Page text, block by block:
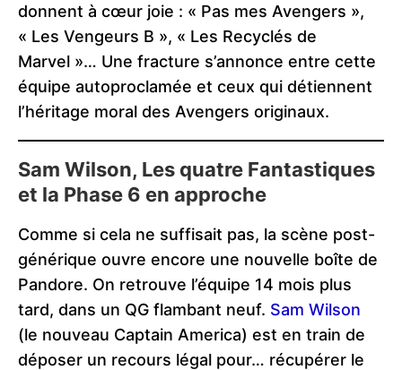
donnent à cœur joie : « Pas mes Avengers »,
« Les Vengeurs B », « Les Recyclés de
Marvel »… Une fracture s’annonce entre cette
équipe autoproclamée et ceux qui détiennent
l’héritage moral des Avengers originaux.
Sam Wilson, Les quatre Fantastiques
et la Phase 6 en approche
Comme si cela ne suffisait pas, la scène post-
générique ouvre encore une nouvelle boîte de
Pandore. On retrouve l’équipe 14 mois plus
tard, dans un QG flambant neuf. Sam Wilson
(le nouveau Captain America) est en train de
déposer un recours légal pour… récupérer le